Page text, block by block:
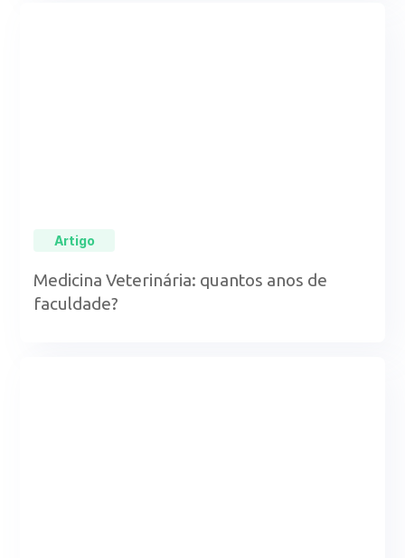
Artigo
Medicina Veterinária: quantos anos de
faculdade?